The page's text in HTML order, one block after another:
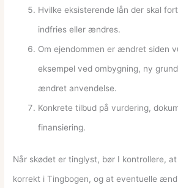
Hvilke eksisterende lån der skal
indfries eller ændres.
Om ejendommen er ændret siden
eksempel ved ombygning, ny
ændret anvendelse.
Konkrete tilbud på vurdering,
finansiering.
Når skødet er tinglyst, bør I kontrollere,
korrekt i Tingbogen, og at eventuelle